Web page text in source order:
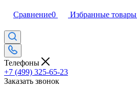
Сравнение0 Избранные товары
Телефоны
+7 (499) 325-65-23
Заказать звонок